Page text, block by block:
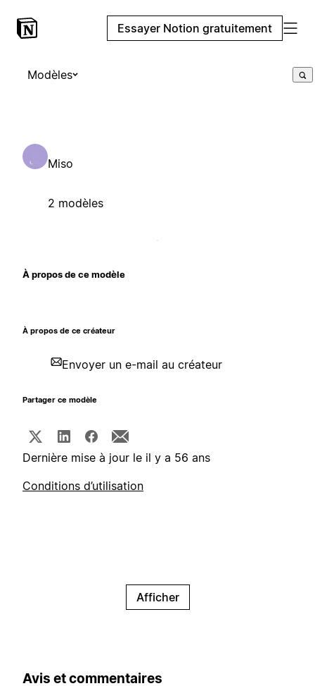
Essayer Notion gratuitement
Modèles
Miso
2 modèles
À propos de ce modèle
À propos de ce créateur
Envoyer un e-mail au créateur
Partager ce modèle
Dernière mise à jour le il y a 56 ans
Conditions d’utilisation
Afficher
Avis et commentaires